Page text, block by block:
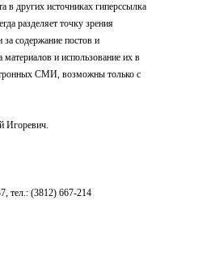
в других источниках гиперссылка
разделяет точку зрения
за содержание постов и
материалов и использование их в
СМИ, возможны только с
Игоревич.
тел.: (3812) 667-214